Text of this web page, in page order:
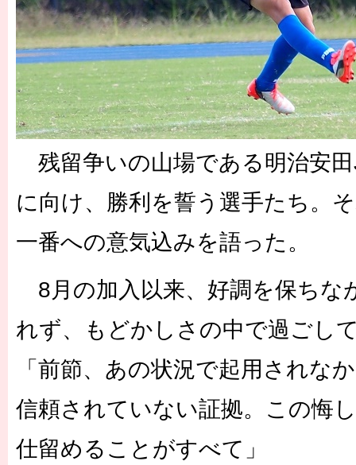
残留争いの山場である明治安
に向け、勝利を誓う選手たち。
一番への意気込みを語った。
8月の加入以来、好調を保ちな
れず、もどかしさの中で過ごし
「前節、あの状況で起用されな
信頼されていない証拠。この悔
仕留めることがすべて」